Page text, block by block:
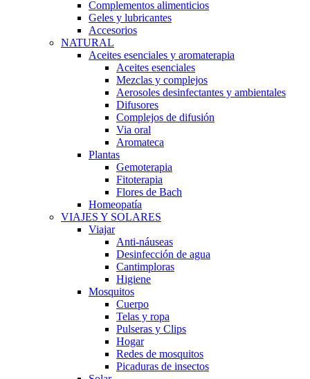
Complementos alimenticios
Geles y lubricantes
Accesorios
NATURAL
Aceites esenciales y aromaterapia
Aceites esenciales
Mezclas y complejos
Aerosoles desinfectantes y ambientales
Difusores
Complejos de difusión
Via oral
Aromateca
Plantas
Gemoterapia
Fitoterapia
Flores de Bach
Homeopatía
VIAJES Y SOLARES
Viajar
Anti-náuseas
Desinfección de agua
Cantimploras
Higiene
Mosquitos
Cuerpo
Telas y ropa
Pulseras y Clips
Hogar
Redes de mosquitos
Picaduras de insectos